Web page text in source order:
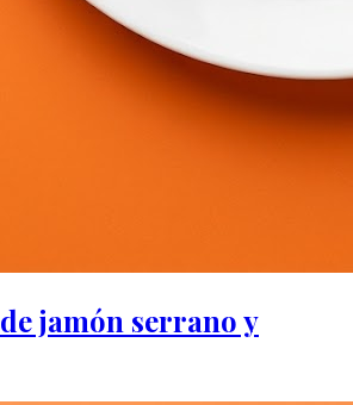
jamón serrano y